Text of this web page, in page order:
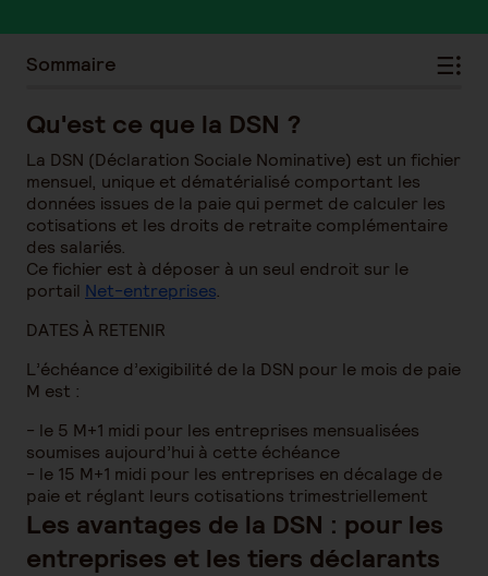
Sommaire
Qu'est ce que la DSN ?
La DSN (Déclaration Sociale Nominative) est un fichier
mensuel, unique et dématérialisé comportant les
données issues de la paie qui permet de calculer les
cotisations et les droits de retraite complémentaire
des salariés.
Ce fichier est à déposer à un seul endroit sur le
portail Net-entreprises.
DATES À RETENIR
L’échéance d’exigibilité de la DSN pour le mois de paie
M est :
- le 5 M+1 midi pour les entreprises mensualisées
soumises aujourd’hui à cette échéance
- le 15 M+1 midi pour les entreprises en décalage de
paie et réglant leurs cotisations trimestriellement
Les avantages de la DSN : pour les
entreprises et les tiers déclarants